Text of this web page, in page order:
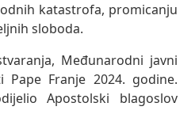
katastrofa, promicanju
sloboda.
Međunarodni javni
Pape Franje 2024. godine.
Apostolski blagoslov